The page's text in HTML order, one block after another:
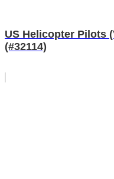
US Helicopter Pilots
(#32114)